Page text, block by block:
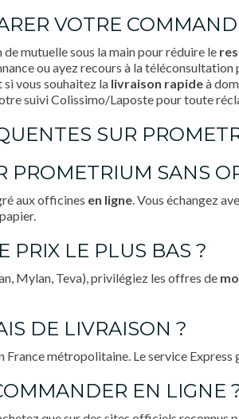
VOTRE
mutuelle sous la main pour réduire le
ou ayez recours à la
vous souhaitez la livraison rapideà
suivi Colissimo/Laposte pour toute
SUR
PROMETRIUM SANS
aux officines en ligne. Vous échangez
PRIX LE PLUS BAS ?
Mylan, Teva), privilégiez les offres de
DE LIVRAISON ?
France métropolitaine. Le service
EN LIGNE